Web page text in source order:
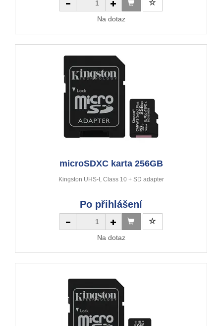
Na dotaz
microSDXC karta 256GB
Kingston UHS-I, Class 10 + SD adapter
Po přihlášení
Na dotaz